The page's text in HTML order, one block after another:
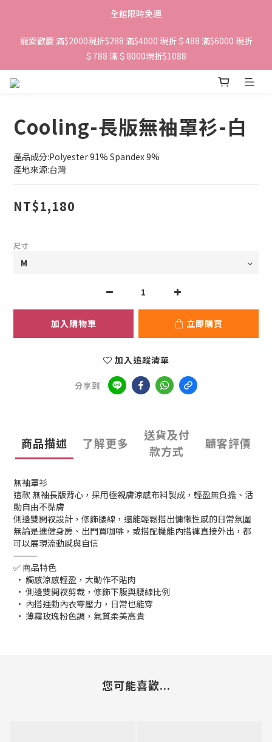
全館限時免運
寵愛歡慶 滿$2000現折$288 滿$4000 現折＄488 滿$6000 現折
＄788 滿＄8000現折$1088
Cooling-長版無袖罩衫-白
產品成分:Polyester 91% Spandex 9%
產地來源:台灣
NT$1,180
尺寸
加入購物車 立即購買
加入追蹤清單
分享到
商品描述 了解更多
送貨及付
款方式
顧客評價
無袖罩衫
這款 無袖長版背心，採用極親膚涼感布料製成，輕盈無負擔、活
動自由不黏膚
側邊雙開衩設計，修飾腰線，還能輕鬆搭出慵懶性感的日常氛圍
無論是進健身房、出門買咖啡，或搭配機能內搭褲直接外出，都
可以展現流動感與自信
⸻
✅ 商品特色
• 觸感涼感輕盈，大動作不貼肉
• 側邊雙開衩剪裁，修飾下腹與腰線比例
• 內搭運動內衣零壓力，日常也能穿
• 薄霧玫瑰粉色調，氣質柔美高貴
您可能喜歡...